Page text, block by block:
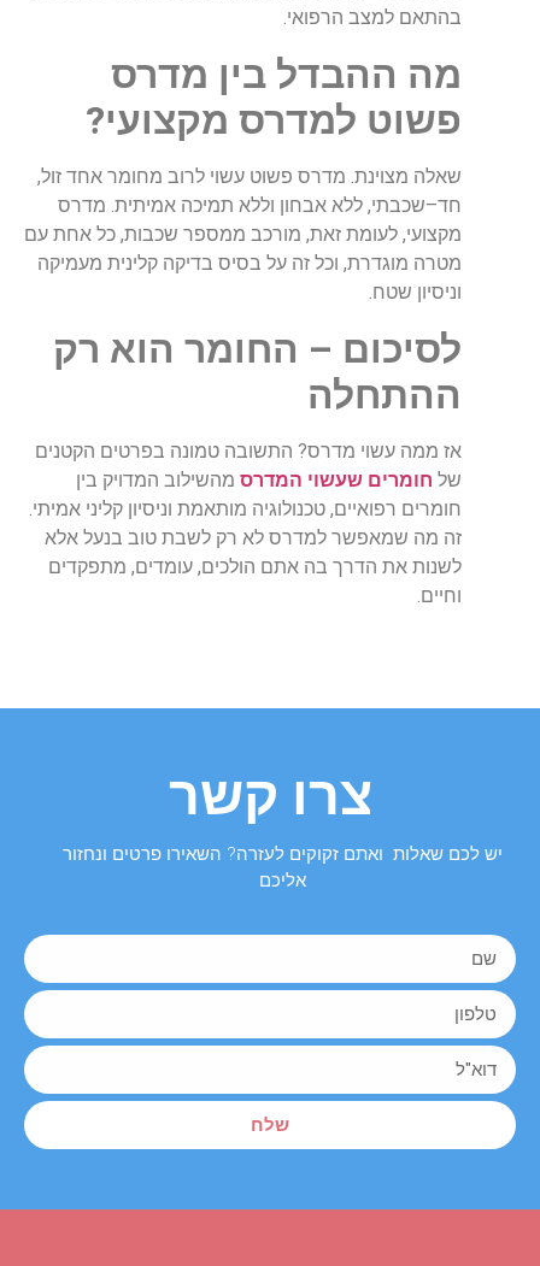
בהתאם למצב הרפואי.
מה ההבדל בין מדרס
פשוט למדרס מקצועי?
שאלה מצוינת. מדרס פשוט עשוי לרוב מחומר אחד זול,
חד–שכבתי, ללא אבחון וללא תמיכה אמיתית. מדרס
מקצועי, לעומת זאת, מורכב ממספר שכבות, כל אחת עם
מטרה מוגדרת, וכל זה על בסיס בדיקה קלינית מעמיקה
וניסיון שטח.
לסיכום – החומר הוא רק
ההתחלה
אז ממה עשוי מדרס? התשובה טמונה בפרטים הקטנים
של חומרים שעשוי המדרס מהשילוב המדויק בין
חומרים רפואיים, טכנולוגיה מותאמת וניסיון קליני אמיתי.
זה מה שמאפשר למדרס לא רק לשבת טוב בנעל אלא
לשנות את הדרך בה אתם הולכים, עומדים, מתפקדים
וחיים.
צרו קשר
יש לכם שאלות ואתם זקוקים לעזרה? השאירו פרטים ונחזור
אליכם
שלח